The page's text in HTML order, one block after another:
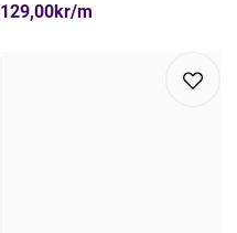
129,00kr/m